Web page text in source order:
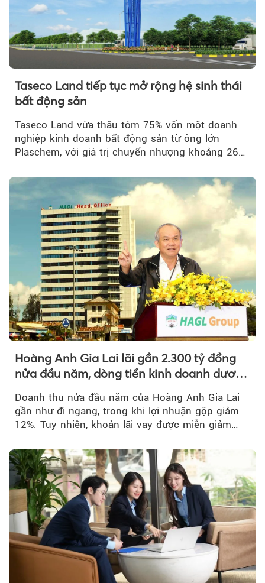
Taseco Land tiếp tục mở rộng hệ sinh thái
bất động sản
Taseco Land vừa thâu tóm 75% vốn một doanh
nghiệp kinh doanh bất động sản từ ông lớn
Plaschem, với giá trị chuyển nhượng khoảng 262
Hoàng Anh Gia Lai lãi gần 2.300 tỷ đồng
nửa đầu năm, dòng tiền kinh doanh dương
Doanh thu nửa đầu năm của Hoàng Anh Gia Lai
gần như đi ngang, trong khi lợi nhuận gộp giảm
12%. Tuy nhiên, khoản lãi vay được miễn giảm